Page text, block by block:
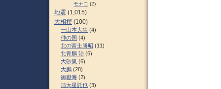
モナコ (2)
地震 (1,015)
大相撲 (100)
一山本大生 (4)
仲の国 (4)
北の富士勝昭 (11)
北青鵬 治 (6)
大砂嵐 (6)
大鵬 (28)
御嶽海 (2)
旭大星託也 (3)